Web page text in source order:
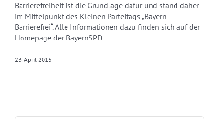
Barrierefreiheit ist die Grundlage dafür und stand daher
im Mittelpunkt des Kleinen Parteitags „Bayern
Barrierefrei“. Alle Informationen dazu finden sich auf der
Homepage der BayernSPD.
23. April 2015